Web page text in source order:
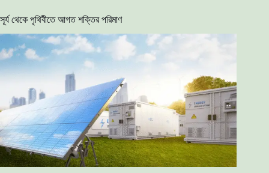
সূর্য থেকে পৃথিবীতে আগত শক্তির পরিমাণ